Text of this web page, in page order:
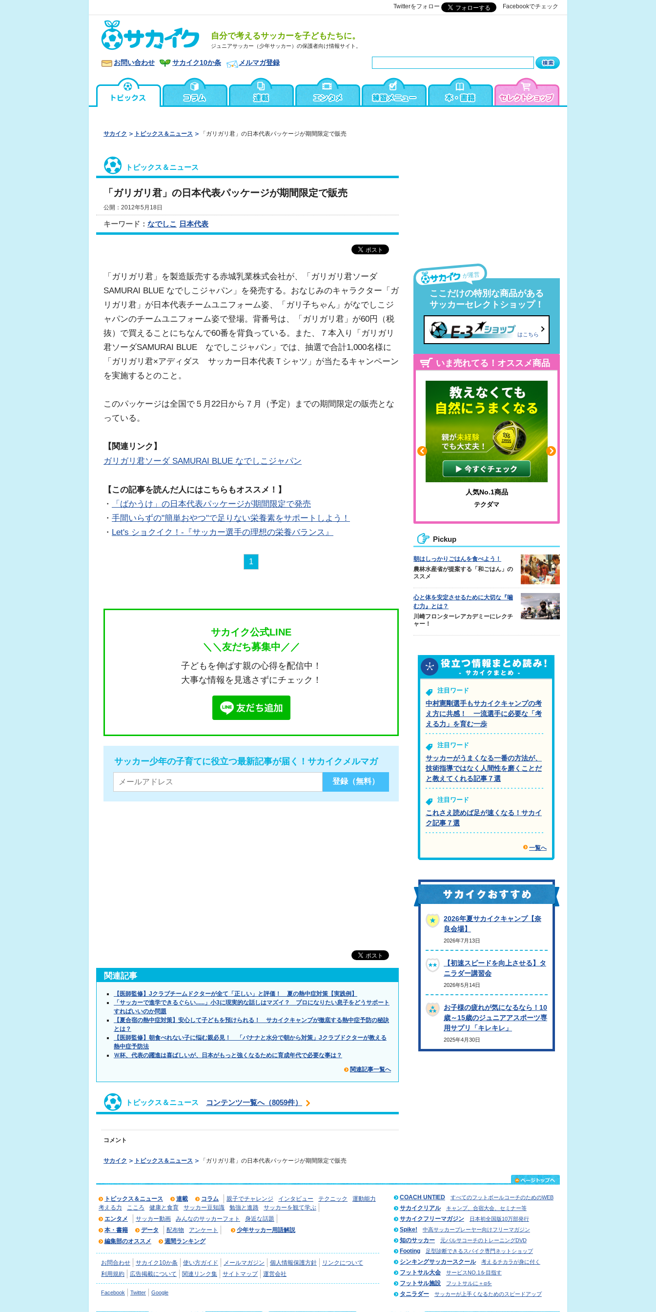
Twitterをフォロー Facebookでチェック
自分で考えるサッカーを子どもたちに。
ジュニアサッカー（少年サッカー）の保護者向け情報サイト。
お問い合わせ サカイク10か条 メルマガ登録
サカイク トピックス＆ニュース 「ガリガリ君」の日本代表パッケージが期間限定で販売
トピックス＆ニュース
「ガリガリ君」の日本代表パッケージが期間限定で販売
公開：2012年5月18日
キーワード： なでしこ 日本代表
「ガリガリ君」を製造販売する赤城乳業株式会社が、「ガリガリ君ソーダ
SAMURAI BLUE なでしこジャパン」を発売する。おなじみのキャラクター「ガ
リガリ君」が日本代表チームユニフォーム姿、「ガリ子ちゃん」がなでしこジ
ャパンのチームユニフォーム姿で登場。背番号は、「ガリガリ君」が60円（税
抜）で買えることにちなんで60番を背負っている。また、７本入り「ガリガリ
君ソーダSAMURAI BLUE なでしこジャパン」では、抽選で合計1,000名様に
「ガリガリ君×アディダス サッカー日本代表Ｔシャツ」が当たるキャンペーン
を実施するとのこと。
このパッケージは全国で５月22日から７月（予定）までの期間限定の販売とな
っている。
【関連リンク】
ガリガリ君ソーダ SAMURAI BLUE なでしこジャパン
【この記事を読んだ人にはこちらもオススメ！】
・
「ばかうけ」の日本代表パッケージが期間限定で発売
・ 手間いらずの"簡単おやつ"で足りない栄養素をサポートしよう！
・ Let's ショクイク！-『サッカー選手の理想の栄養バランス』
1
サカイク公式LINE
＼＼友だち募集中／／
子どもを伸ばす親の心得を配信中！
大事な情報を見逃さずにチェック！
サッカー少年の子育てに役立つ最新記事が届く！サカイクメルマガ
関連記事
【医師監修】Jクラブチームドクターが全て「正しい」と評価！ 夏の熱中症対策【実践例】
「サッカーで進学できるぐらい......」小3に現実的な話しはマズイ？ プロになりたい息子をどうサポート
すればいいのか問題
【夏合宿の熱中症対策】安心して子どもを預けられる！ サカイクキャンプが徹底する熱中症予防の秘訣
とは？
【医師監修】朝食べれない子に悩む親必見！ 「バナナと水分で朝から対策」Jクラブドクターが教える
熱中症予防法
Ｗ杯、代表の躍進は喜ばしいが、日本がもっと強くなるために育成年代で必要な事は？
関連記事一覧へ
トピックス＆ニュース コンテンツ一覧へ（8059件）
コメント
サカイク トピックス＆ニュース 「ガリガリ君」の日本代表パッケージが期間限定で販売
が運営
ここだけの特別な商品がある
サッカーセレクトショップ！
はこちら
いま売れてる！オススメ商品
ジュニアレッグリカバリー
人気No.1商品
テクダマ
Pickup
朝はしっかりごはんを食べよう！
農林水産省が提案する「和ごはん」の
ススメ
心と体を安定させるために大切な『噛
む力』とは？
川崎フロンターレアカデミーにレクチ
ャー！
注目ワード
中村憲剛選手もサカイクキャンプの考
え方に共感！ 一流選手に必要な「考
える力」を育む一歩
注目ワード
サッカーがうまくなる一番の方法が、
技術指導ではなく人間性を磨くことだ
と教えてくれる記事７選
注目ワード
これさえ読めば足が速くなる！サカイ
ク記事７選
一覧へ
2026年夏サカイクキャンプ【奈
良会場】
2026年7月13日
【初速スピードを向上させる】タ
ニラダー講習会
2026年5月14日
お子様の疲れが気になるなら！10
歳～15歳のジュニアアスポーツ専
用サプリ「キレキレ」
2025年4月30日
トピックス＆ニュース 連載 コラム 親子でチャレンジ インタビュー テクニック
運動能力
考える力
こころ 健康と食育 サッカー豆知識 勉強と進路
サッカーを観て学ぶ
エンタメ
サッカー動画 みんなのサッカーフォト
身近な話題
本・書籍
データ 配布物 アンケート
少年サッカー用語解説
編集部のオススメ
週間ランキング
お問合わせ サカイク10か条 使い方ガイド メールマガジン 個人情報保護方針
リンクについて
利用規約
広告掲載について 関連リンク集 サイトマップ 運営会社
Facebook Twitter Google
COACH UNTIED すべてのフットボールコーチのためのWEB
サカイクリアル キャンプ、合宿大会、セミナー等
サカイクフリーマガジン 日本初全国版10万部発行
Spike! 中高サッカープレーヤー向けフリーマガジン
知のサッカー 元バルサコーチのトレーニングDVD
Footing 足型診断できるスパイク専門ネットショップ
シンキングサッカースクール 考えるチカラが身に付く
フットサル大会 サービスNO.1を目指す
フットサル施設 フットサルに＋αを
タニラダー サッカーが上手くなるためのスピードアップ